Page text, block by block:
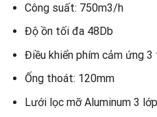
Công suất: 750m3/h
Độ ồn tối đa 48Db
Điều khiển phím cảm ứng
Ống thoát: 120mm
Lưới lọc mỡ Aluminum 3 lớp